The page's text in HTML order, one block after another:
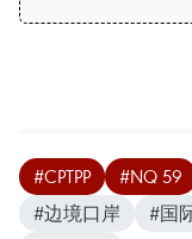
#CPTPP #NQ 59
#边境口岸
#国